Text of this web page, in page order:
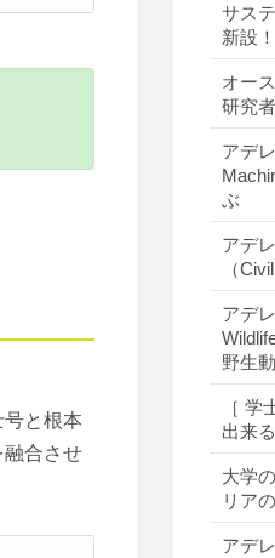
と根本
融合させ
サス
新設
オー
研究
アデ
ぶ
アデ
（
アデ
野生
［
出来
大学
リア
アデ